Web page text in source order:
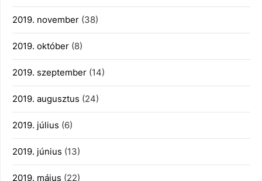
2019. november (38)
2019. október (8)
2019. szeptember (14)
2019. augusztus (24)
2019. július (6)
2019. június (13)
2019. május (22)